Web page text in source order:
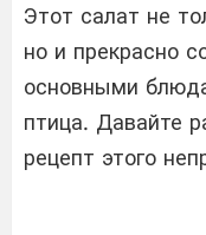
Этот салат не
но и прекрасно
основными
птица. Давайте
рецепт этого